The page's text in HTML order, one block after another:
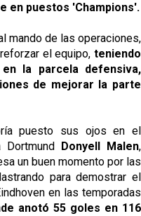
en puestos 'Champions'.
mando de las operaciones,
el equipo, teniendo
la parcela defensiva,
de mejorar la parte
puesto sus ojos en el
Donyell Malen,
un buen momento por las
para demostrar el
en las temporadas
anotó 55 goles en 116